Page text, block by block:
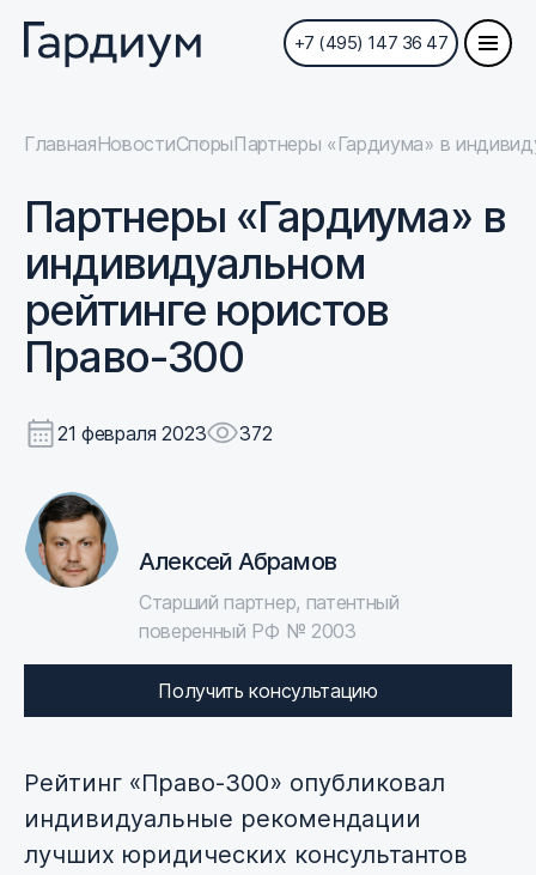
+7 (495) 147 36 47
ГлавнаяНовостиСпорыПартнеры «Гардиума» в
Партнеры «Гардиума» в
индивидуальном
рейтинге юристов
Право-300
21 февраля 2023 372
Рейтинг «Право-300» опубликовал
индивидуальные рекомендации
лучших юридических консультантов
Алексей Абрамов
Старший партнер, патентный
поверенный РФ № 2003
Получить консультацию